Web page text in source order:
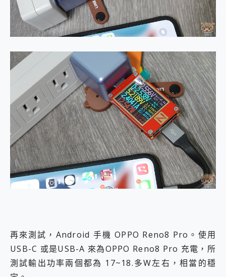
再來測試，Android 手機 OPPO Reno8 Pro。使用
USB-C 或是USB-A 來為OPPO Reno8 Pro 充電，所
測試輸出功率兩個都為 17~18.多W左右，相當的穩